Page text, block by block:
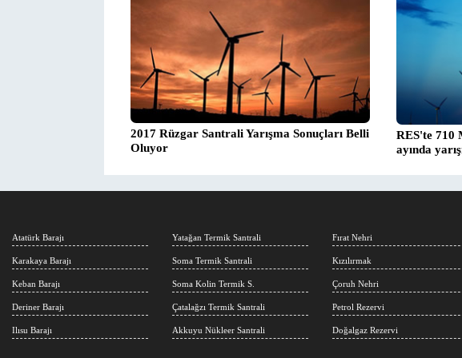
2017 Rüzgar Santrali Yarışma Sonuçları Belli
Oluyor
RES'te 710
ayında
Atatürk Barajı
Karakaya Barajı
Keban Barajı
Deriner Barajı
Ilısu Barajı
Yatağan Termik Santrali
Soma Termik Santrali
Soma Kolin Termik S.
Çatalağzı Termik Santrali
Akkuyu Nükleer Santrali
Fırat Nehri
Kızılırmak
Çoruh Nehri
Petrol Rezervi
Doğalgaz Rezervi